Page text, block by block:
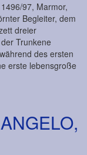
97, Marmor,
Begleiter, dem
dreier
Trunkene
des ersten
erste lebensgroße